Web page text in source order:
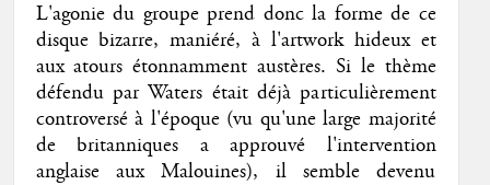
L'agonie du groupe prend donc la forme de ce
disque bizarre, maniéré, à l'artwork hideux et
aux atours étonnamment austères. Si le thème
défendu par Waters était déjà particulièrement
controversé à l'époque (vu qu'une large majorité
de britanniques a approuvé l'intervention
anglaise aux Malouines), il semble devenu